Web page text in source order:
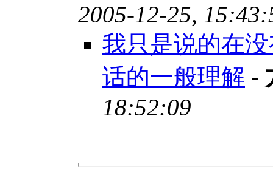
2005-12-25,
我只是说的在
话的一般理解 -
18:52:09